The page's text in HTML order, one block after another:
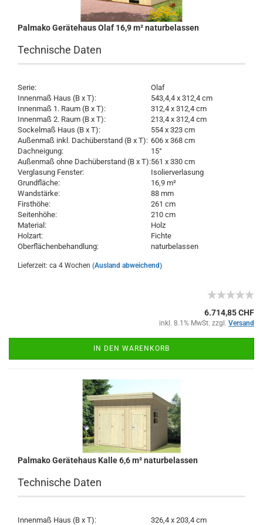
Palmako Gerätehaus Olaf 16,9 m² naturbelassen
Technische Daten
Serie:
Olaf
Innenmaß Haus (B x T):
543,4,4 x 312,4 cm
Innenmaß 1. Raum (B x T):
312,4 x 312,4 cm
Innenmaß 2. Raum (B x T):
213,4 x 312,4 cm
Sockelmaß Haus (B x T):
554 x 323 cm
Außenmaß inkl. Dachüberstand (B x T): 606 x 368 cm
Dachneigung:
15°
Außenmaß ohne Dachüberstand (B x T):561 x 330 cm
Verglasung Fenster:
Isolierverlasung
Grundfläche:
16,9 m²
Wandstärke:
88 mm
Firsthöhe:
261 cm
Seitenhöhe:
210 cm
Material:
Holz
Holzart:
Fichte
Oberflächenbehandlung:
naturbelassen
Lieferzeit: ca 4 Wochen (Ausland abweichend)
6.714,85 CHF
inkl. 8.1% MwSt. zzgl. Versand
IN DEN WARENKORB
Palmako Gerätehaus Kalle 6,6 m² naturbelassen
Technische Daten
Innenmaß Haus (B x T):
326,4 x 203,4 cm